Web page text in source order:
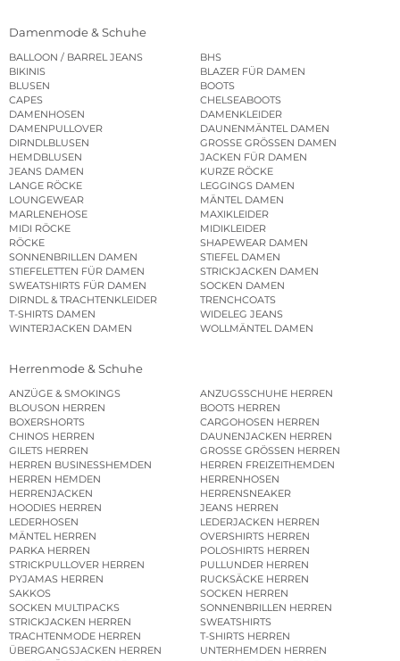
Damenmode & Schuhe
BALLOON / BARREL JEANS
BHS
BIKINIS
BLAZER FÜR DAMEN
BLUSEN
BOOTS
CAPES
CHELSEABOOTS
DAMENHOSEN
DAMENKLEIDER
DAMENPULLOVER
DAUNENMÄNTEL DAMEN
DIRNDLBLUSEN
GROSSE GRÖSSEN DAMEN
HEMDBLUSEN
JACKEN FÜR DAMEN
JEANS DAMEN
KURZE RÖCKE
LANGE RÖCKE
LEGGINGS DAMEN
LOUNGEWEAR
MÄNTEL DAMEN
MARLENEHOSE
MAXIKLEIDER
MIDI RÖCKE
MIDIKLEIDER
RÖCKE
SHAPEWEAR DAMEN
SONNENBRILLEN DAMEN
STIEFEL DAMEN
STIEFELETTEN FÜR DAMEN
STRICKJACKEN DAMEN
SWEATSHIRTS FÜR DAMEN
SOCKEN DAMEN
DIRNDL & TRACHTENKLEIDER
TRENCHCOATS
T-SHIRTS DAMEN
WIDELEG JEANS
WINTERJACKEN DAMEN
WOLLMÄNTEL DAMEN
Herrenmode & Schuhe
ANZÜGE & SMOKINGS
ANZUGSSCHUHE HERREN
BLOUSON HERREN
BOOTS HERREN
BOXERSHORTS
CARGOHOSEN HERREN
CHINOS HERREN
DAUNENJACKEN HERREN
GILETS HERREN
GROSSE GRÖSSEN HERREN
HERREN BUSINESSHEMDEN
HERREN FREIZEITHEMDEN
HERREN HEMDEN
HERRENHOSEN
HERRENJACKEN
HERRENSNEAKER
HOODIES HERREN
JEANS HERREN
LEDERHOSEN
LEDERJACKEN HERREN
MÄNTEL HERREN
OVERSHIRTS HERREN
PARKA HERREN
POLOSHIRTS HERREN
STRICKPULLOVER HERREN
PULLUNDER HERREN
PYJAMAS HERREN
RUCKSÄCKE HERREN
SAKKOS
SOCKEN HERREN
SOCKEN MULTIPACKS
SONNENBRILLEN HERREN
STRICKJACKEN HERREN
SWEATSHIRTS
TRACHTENMODE HERREN
T-SHIRTS HERREN
ÜBERGANGSJACKEN HERREN
UNTERHEMDEN HERREN